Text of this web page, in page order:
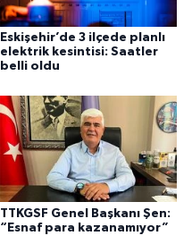
Eskişehir’de 3 ilçede planlı
elektrik kesintisi: Saatler
belli oldu
TTKGSF Genel Başkanı Şen:
“Esnaf para kazanamıyor”